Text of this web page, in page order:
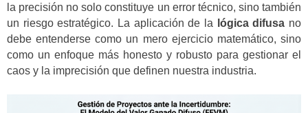
la precisión no solo constituye un error técnico, sino también
un riesgo estratégico. La aplicación de la
lógica difusa no
debe entenderse como un mero ejercicio matemático, sino
como un enfoque más honesto y robusto para gestionar el
caos y la imprecisión que definen nuestra industria.